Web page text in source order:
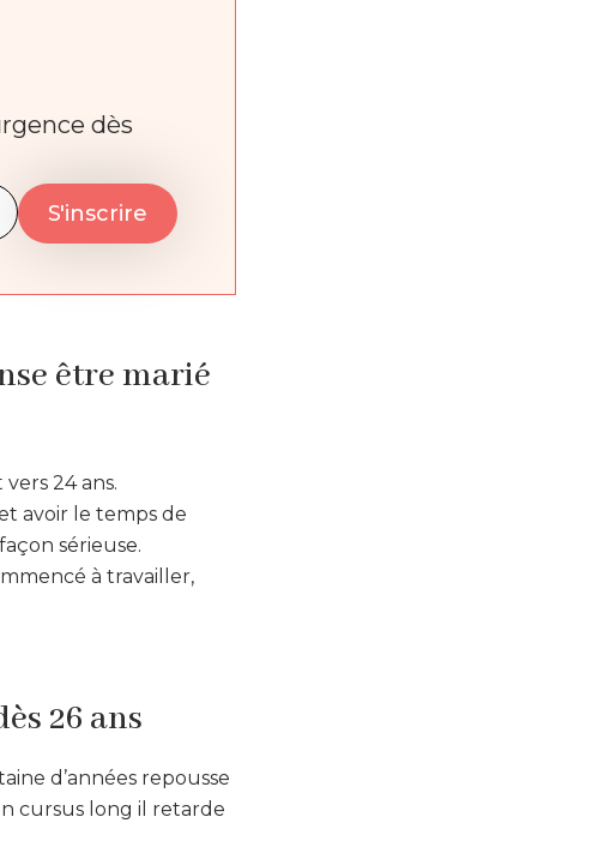
dès
être marié
24 ans.
avoir le temps de
sérieuse.
à travailler,
26 ans
d’années repousse
cursus long il retarde